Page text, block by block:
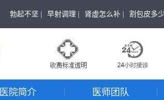
勃起不坚 | 早射调理 | 肾虚怎么补 | 割包皮多少
医院简介 医师团队